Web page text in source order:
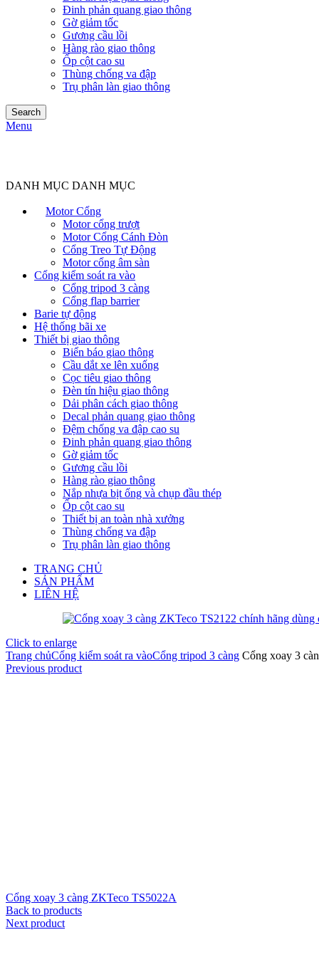
Đinh phản quang giao thông
Gờ giảm tốc
Gương cầu lồi
Hàng rào giao thông
Ốp cột cao su
Thùng chống va đập
Trụ phân làn giao thông
Search
Menu
DANH MỤC DANH MỤC
Motor Cổng
Motor cổng trượt
Motor Cổng Cánh Đòn
Cổng Treo Tự Động
Motor cổng âm sàn
Cổng kiểm soát ra vào
Cổng tripod 3 càng
Cổng flap barrier
Barie tự động
Hệ thống bãi xe
Thiết bị giao thông
Biển báo giao thông
Cầu dắt xe lên xuống
Cọc tiêu giao thông
Đèn tín hiệu giao thông
Dải phân cách giao thông
Decal phản quang giao thông
Đệm chống va đập cao su
Đinh phản quang giao thông
Gờ giảm tốc
Gương cầu lồi
Hàng rào giao thông
Nắp nhựa bịt ống và chụp đầu thép
Ốp cột cao su
Thiết bị an toàn nhà xưởng
Thùng chống va đập
Trụ phân làn giao thông
TRANG CHỦ
SẢN PHẨM
LIÊN HỆ
Click to enlarge
Trang chủCổng kiểm soát ra vàoCổng tripod 3 càng Cổng xoay 3
Previous product
Cổng xoay 3 càng ZKTeco TS5022A
Back to products
Next product